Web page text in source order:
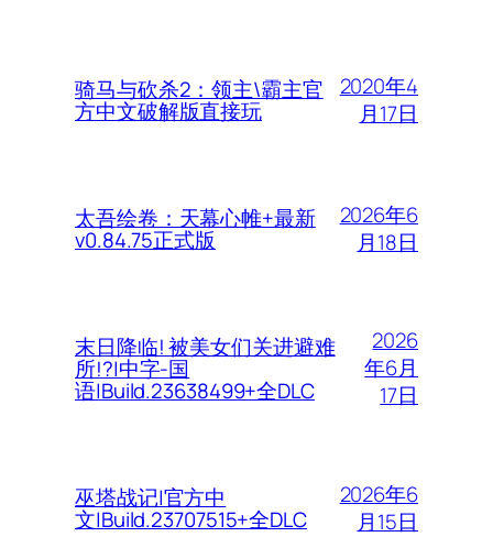
骑马与砍杀2：领主\霸主官
方中文破解版直接玩
2020年4
月17日
太吾绘卷：天幕心帷+最新
v0.84.75正式版
2026年6
月18日
末日降临! 被美女们关进避难
所!?|中字-国
语|Build.23638499+全DLC
2026
年6月
17日
巫塔战记|官方中
文|Build.23707515+全DLC
2026年6
月15日